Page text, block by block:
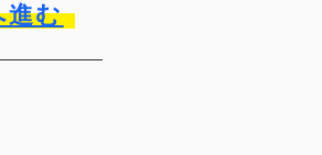
進む